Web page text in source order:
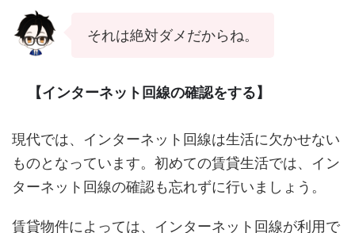
それは絶対ダメだからね。
【インターネット回線の確認をする】
現代では、インターネット回線は生活に欠かせない
ものとなっています。初めての賃貸生活では、イン
ターネット回線の確認も忘れずに行いましょう。
賃貸物件によっては、インターネット回線が利用で